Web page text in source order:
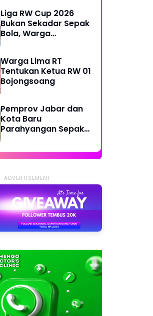
Liga RW Cup 2026
Bukan Sekadar Sepak
Bola, Warga
Warga Lima RT
Tentukan Ketua RW 01
Bojongsoang
Pemprov Jabar dan
Kota Baru
Parahyangan Sepakat
Cipatat-Access KCJB
Padalarang
ADVERTISEMENT